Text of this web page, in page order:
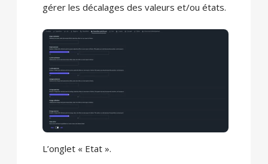
gérer les décalages des valeurs et/ou états.
L’onglet « Etat ».